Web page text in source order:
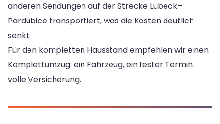
anderen Sendungen auf der Strecke Lübeck–
Pardubice transportiert, was die Kosten deutlich
senkt.
Für den kompletten Hausstand empfehlen wir einen
Komplettumzug: ein Fahrzeug, ein fester Termin,
volle Versicherung.